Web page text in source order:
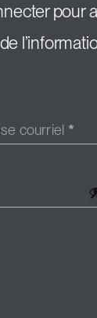
pour
courriel *